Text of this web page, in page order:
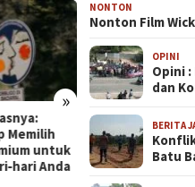
»
Foto
di
HP Gaming 120
Terbaik untuk
Gaming Super
Tanpa Lag
NONTON
Nonton Film
OPINI
Opini
dan
BERITA
Batu